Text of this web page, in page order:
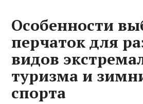
Особенности
перчаток для
видов
туризма и
спорта